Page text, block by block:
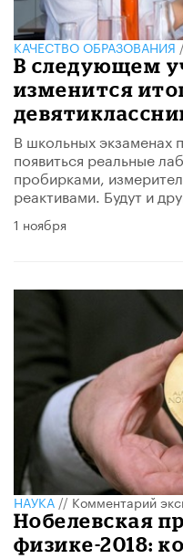
КАЧЕСТВО ОБРАЗОВАНИЯ
В следующем
изменится
В школьных экзаменах
появиться реальные
пробирками,
реактивами. Будут и
1 ноября
НАУКА//Комментарий
Нобелевская
физике-2018: